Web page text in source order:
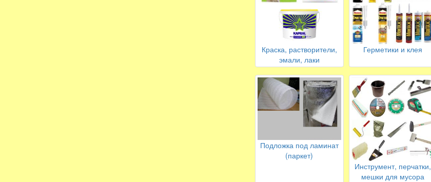
Краска, растворители,
эмали, лаки
Герметики и клея
Подложка под ламинат
(паркет)
Инструмент, перчатки,
мешки для мусора